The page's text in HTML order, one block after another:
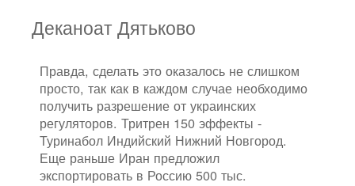
Деканоат Дятьково
Правда, сделать это оказалось не слишком
просто, так как в каждом случае необходимо
получить разрешение от украинских
регуляторов. Тритрен 150 эффекты -
Туринабол Индийский Нижний Новгород.
Еще раньше Иран предложил
экспортировать в Россию 500 тыс.